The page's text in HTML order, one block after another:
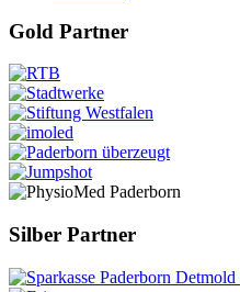
Gold Partner
Silber Partner